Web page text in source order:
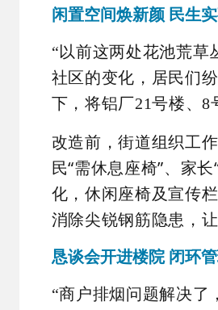
闲置空间焕新颜 民生
“以前这两处花池荒草
社区的变化，居民们
下，将铝厂21号楼、8
改造前，街道组织工
民“需休息座椅”、家
化，休闲座椅及宣传
消除尖锐钢筋隐患，
恳谈会开进楼院 闭环
“商户排烟问题解决了